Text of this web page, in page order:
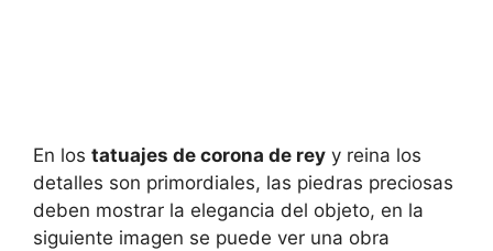
En los tatuajes de corona de rey y reina los
detalles son primordiales, las piedras preciosas
deben mostrar la elegancia del objeto, en la
siguiente imagen se puede ver una obra